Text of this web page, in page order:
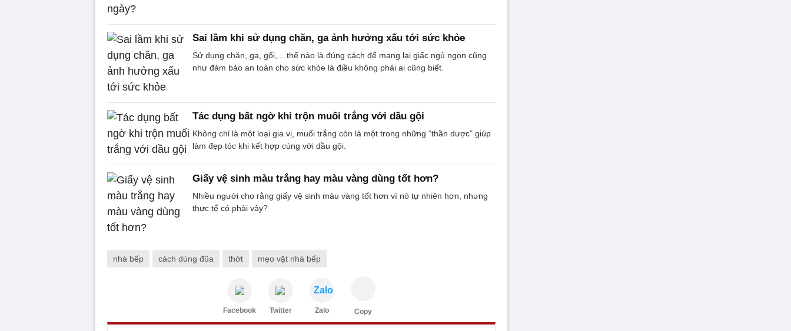
Sai lầm khi sử dụng chăn, ga ảnh hưởng xấu tới sức khỏe
Sử dụng chăn, ga, gối,... thế nào là đúng cách để mang lại giấc ngủ ngon cũng
như đảm bảo an toàn cho sức khỏe là điều không phải ai cũng biết.
Tác dụng bất ngờ khi trộn muối trắng với dầu gội
Không chỉ là một loại gia vị, muối trắng còn là một trong những “thần dược” giúp
làm đẹp tóc khi kết hợp cùng với dầu gội.
Giấy vệ sinh màu trắng hay màu vàng dùng tốt hơn?
Nhiều người cho rằng giấy vệ sinh màu vàng tốt hơn vì nó tự nhiên hơn, nhưng
thực tế có phải vậy?
nhà bếp cách dùng đũa thớt mẹo vặt nhà bếp
Facebook Twitter
Zalo
Zalo Copy